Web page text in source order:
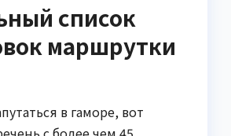
список
маршрутки
в гаморе, вот